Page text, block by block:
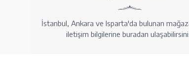
İstanbul, Ankara ve Isparta'da bulunan
iletişim bilgilerine buradan